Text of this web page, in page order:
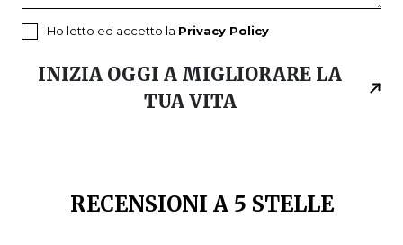
Ho letto ed accetto la Privacy Policy
INIZIA OGGI A MIGLIORARE LA
TUA VITA
RECENSIONI A 5 STELLE